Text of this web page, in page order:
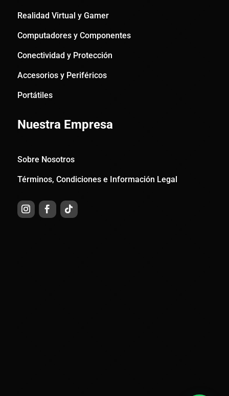
Realidad Virtual y Gamer
Computadores y Componentes
Conectividad y Protección
Accesorios y Periféricos
Portátiles
Nuestra Empresa
Sobre Nosotros
Términos, Condiciones e Información Legal